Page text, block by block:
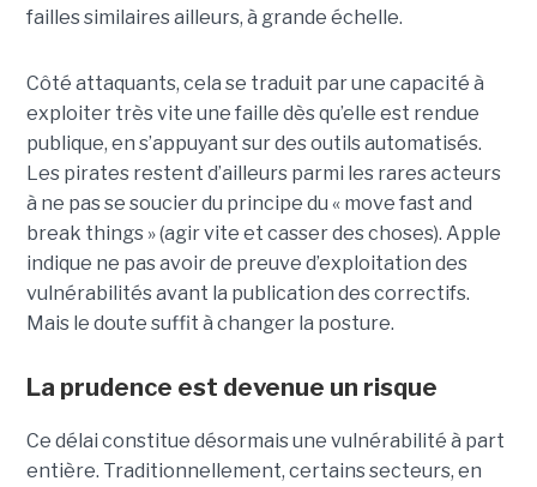
failles similaires ailleurs, à grande échelle.
Côté attaquants, cela se traduit par une capacité à
exploiter très vite une faille dès qu’elle est rendue
publique, en s’appuyant sur des outils automatisés.
Les pirates restent d’ailleurs parmi les rares acteurs
à ne pas se soucier du principe du « move fast and
break things » (agir vite et casser des choses). Apple
indique ne pas avoir de preuve d’exploitation des
vulnérabilités avant la publication des correctifs.
Mais le doute suffit à changer la posture.
La prudence est devenue un risque
Ce délai constitue désormais une vulnérabilité à part
entière. Traditionnellement, certains secteurs, en